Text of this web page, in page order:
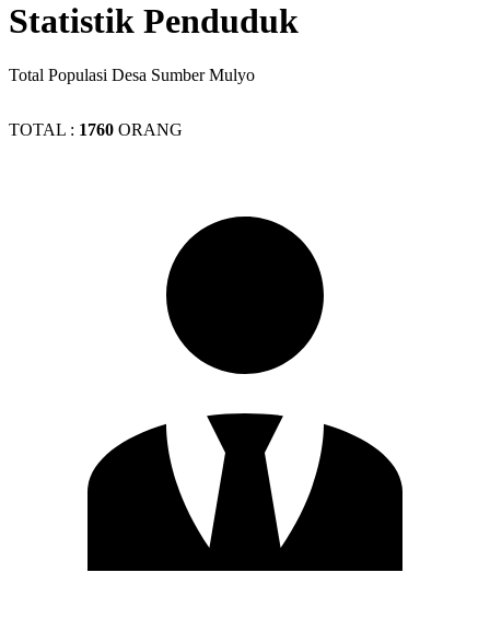
Statistik Penduduk
Total Populasi Desa Sumber Mulyo
TOTAL : 1760 ORANG